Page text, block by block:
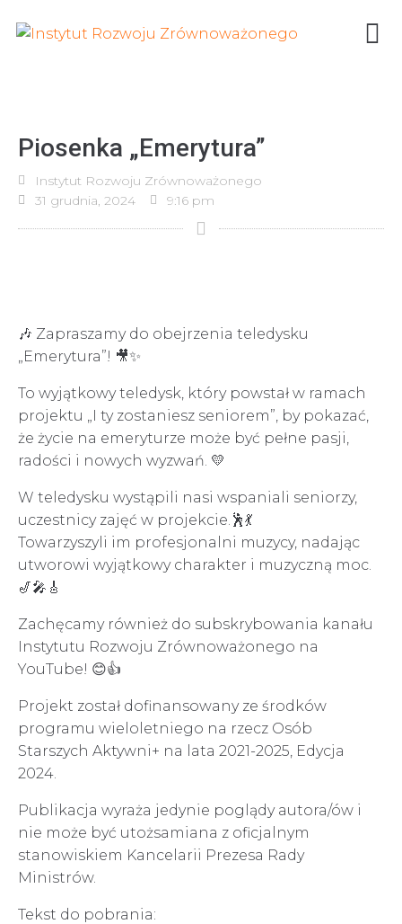
Piosenka „Emerytura”
Instytut Rozwoju Zrównoważonego
31 grudnia, 2024
9:16 pm
🎶 Zapraszamy do obejrzenia teledysku
„Emerytura”! 🎥✨
To wyjątkowy teledysk, który powstał w ramach
projektu „I ty zostaniesz seniorem”, by pokazać,
że życie na emeryturze może być pełne pasji,
radości i nowych wyzwań. 💛
W teledysku wystąpili nasi wspaniali seniorzy,
uczestnicy zajęć w projekcie.🕺💃
Towarzyszyli im profesjonalni muzycy, nadając
utworowi wyjątkowy charakter i muzyczną moc.
🎷🎤🎸
Zachęcamy również do subskrybowania kanału
Instytutu Rozwoju Zrównoważonego na
YouTube! 😊👍
Projekt został dofinansowany ze środków
programu wieloletniego na rzecz Osób
Starszych Aktywni+ na lata 2021-2025, Edycja
2024.
Publikacja wyraża jedynie poglądy autora/ów i
nie może być utożsamiana z oficjalnym
stanowiskiem Kancelarii Prezesa Rady
Ministrów.
Tekst do pobrania: